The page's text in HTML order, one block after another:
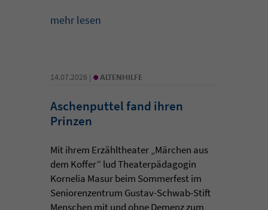
mehr lesen
14.07.2026 | • ALTENHILFE
Aschenputtel fand ihren
Prinzen
Mit ihrem Erzähltheater „Märchen aus
dem Koffer“ lud Theaterpädagogin
Kornelia Masur beim Sommerfest im
Seniorenzentrum Gustav-Schwab-Stift
Menschen mit und ohne Demenz zum